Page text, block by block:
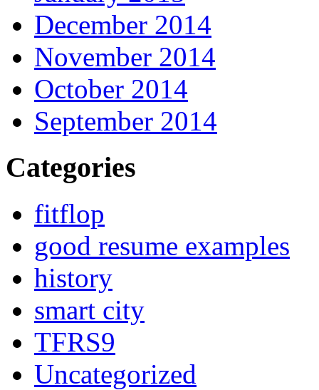
December 2014
November 2014
October 2014
September 2014
Categories
fitflop
good resume examples
history
smart city
TFRS9
Uncategorized